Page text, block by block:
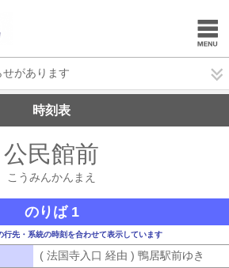
があります
時刻表
公民館前
こうみんかんまえ
のりば 1
先・系統の時刻を合わせて表示しています
( 法国寺入口 経由 ) 鴨居駅前ゆき